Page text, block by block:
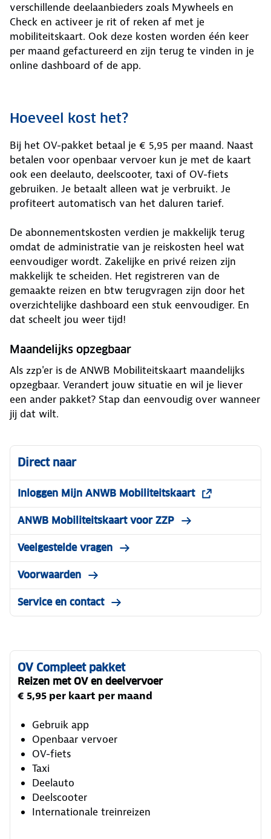
verschillende deelaanbieders zoals Mywheels en
Check en activeer je rit of reken af met je
mobiliteitskaart. Ook deze kosten worden één keer
per maand gefactureerd en zijn terug te vinden in je
online dashboard of de app.
Hoeveel kost het?
Bij het OV-pakket betaal je € 5,95 per maand. Naast
betalen voor openbaar vervoer kun je met de kaart
ook een deelauto, deelscooter, taxi of OV-fiets
gebruiken. Je betaalt alleen wat je verbruikt. Je
profiteert automatisch van het daluren tarief.
De abonnementskosten verdien je makkelijk terug
omdat de administratie van je reiskosten heel wat
eenvoudiger wordt. Zakelijke en privé reizen zijn
makkelijk te scheiden. Het registreren van de
gemaakte reizen en btw terugvragen zijn door het
overzichtelijke dashboard een stuk eenvoudiger. En
dat scheelt jou weer tijd!
Maandelijks opzegbaar
Als zzp'er is de ANWB Mobiliteitskaart maandelijks
opzegbaar. Verandert jouw situatie en wil je liever
een ander pakket? Stap dan eenvoudig over wanneer
jij dat wilt.
Direct naar
Inloggen Mijn ANWB Mobiliteitskaart
ANWB Mobiliteitskaart voor ZZP
Veelgestelde vragen
Voorwaarden
Service en contact
OV Compleet pakket
Reizen met OV en deelvervoer
€ 5,95 per kaart per maand
Gebruik app
Openbaar vervoer
OV-fiets
Taxi
Deelauto
Deelscooter
Internationale treinreizen